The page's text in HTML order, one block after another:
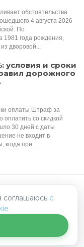
обстоятельства
4 августа 2026
По
года рождения,
дворовой...
условия и сроки
дорожного
оплаты Штраф за
со скидкой
30 дней с даты
не входит в
при...
нам
соглашаюсь с